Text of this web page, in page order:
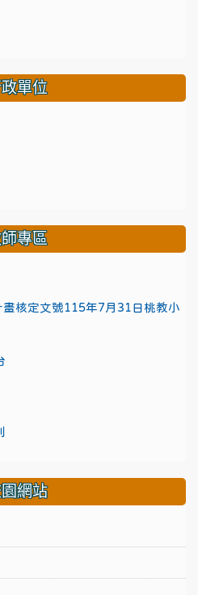
單位
專區
核定文號115年7月31日桃教小
網站